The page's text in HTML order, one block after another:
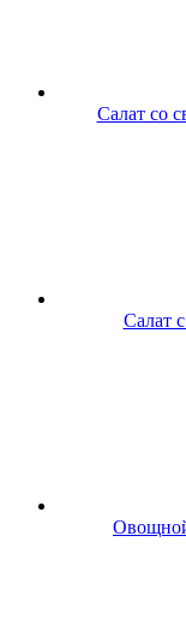
Салат со
Салат